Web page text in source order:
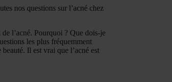
nos questions sur l’acné chez
de l’acné. Pourquoi ? Que dois-je
les plus fréquemment
beauté. Il est vrai que l’acné est